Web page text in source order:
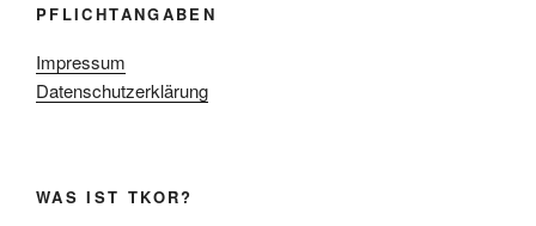
PFLICHTANGABEN
Impressum
Datenschutzerklärung
WAS IST TKOR?